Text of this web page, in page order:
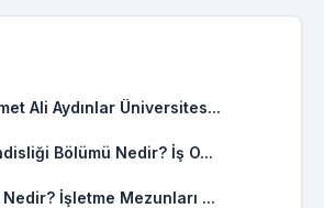
Ali Aydınlar Üniversites...
Bölümü Nedir? İş O...
İşletme Mezunları ...